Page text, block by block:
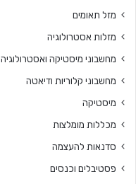
מזל תאומים
מזלות אסטרולוגיה
מחשבוני מיסטיקה ואסטרולוגיה
מחשבוני קלוריות ודיאטה
מיסטיקה
מכללות מומלצות
סדנאות להעצמה
פסטיבלים וכנסים